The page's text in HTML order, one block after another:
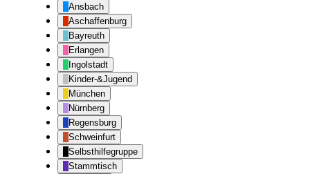
Ansbach
Aschaffenburg
Bayreuth
Erlangen
Ingolstadt
Kinder-&Jugend
München
Nürnberg
Regensburg
Schweinfurt
Selbsthilfegruppe
Stammtisch